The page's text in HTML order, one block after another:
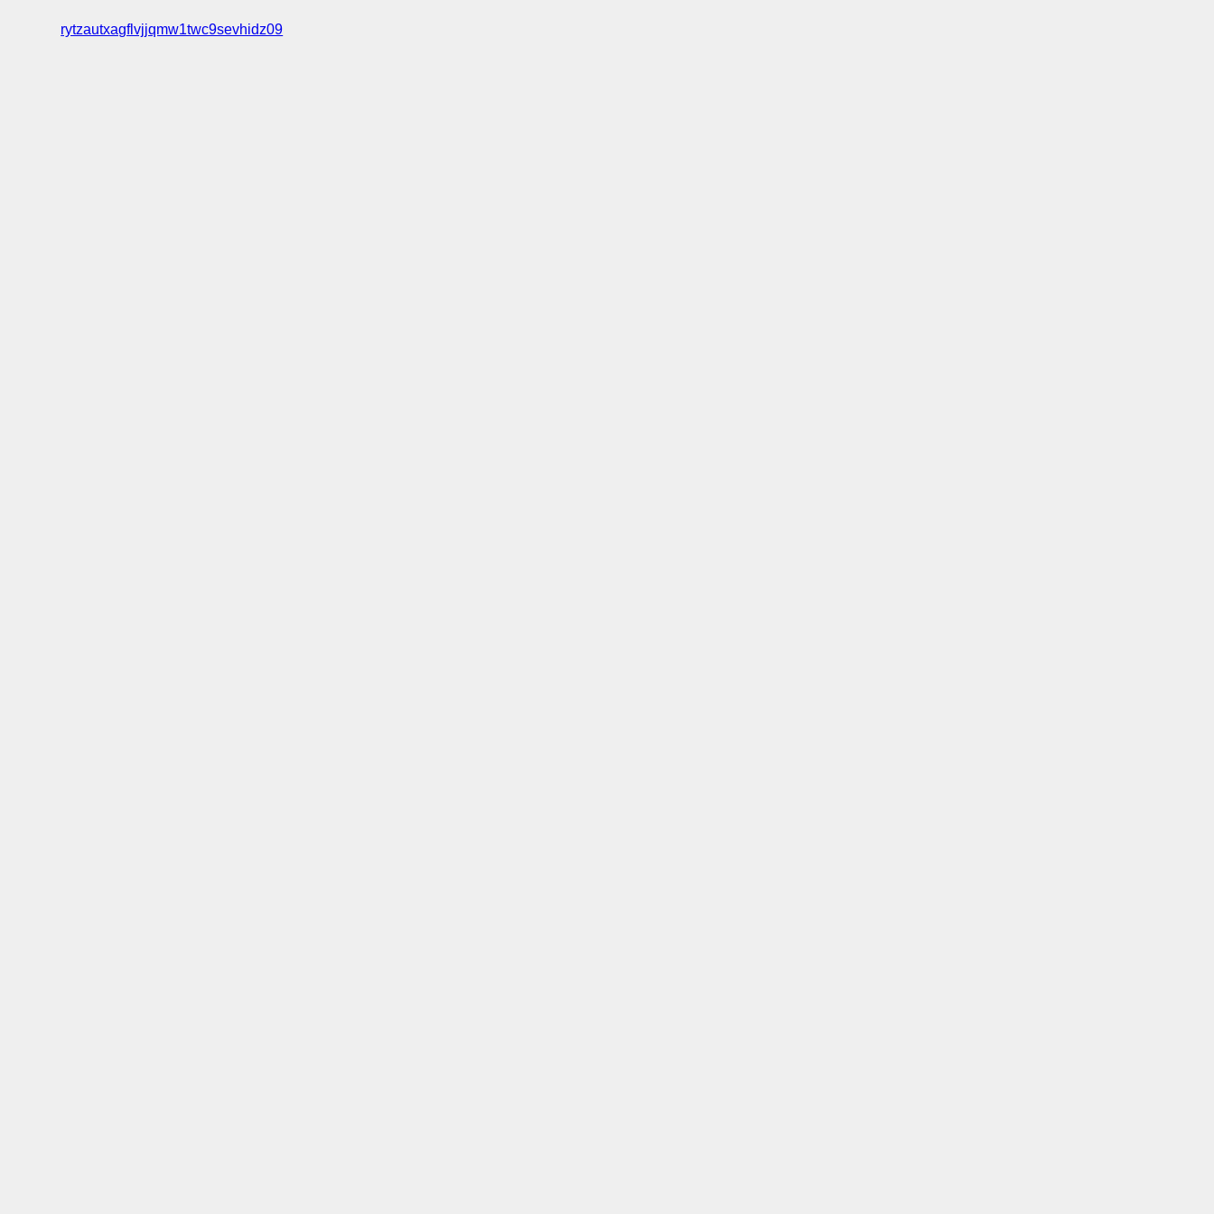
rytzautxagflvjjqmw1twc9sevhidz09